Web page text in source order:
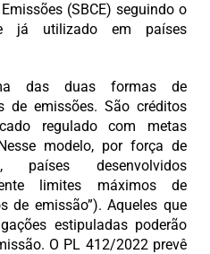
(SBCE) seguindo o
já utilizado em países
das duas formas de
de emissões. São créditos
regulado com metas
modelo, por força de
países desenvolvidos
limites máximos de
de emissão”). Aqueles que
estipuladas poderão
O PL 412/2022 prevê